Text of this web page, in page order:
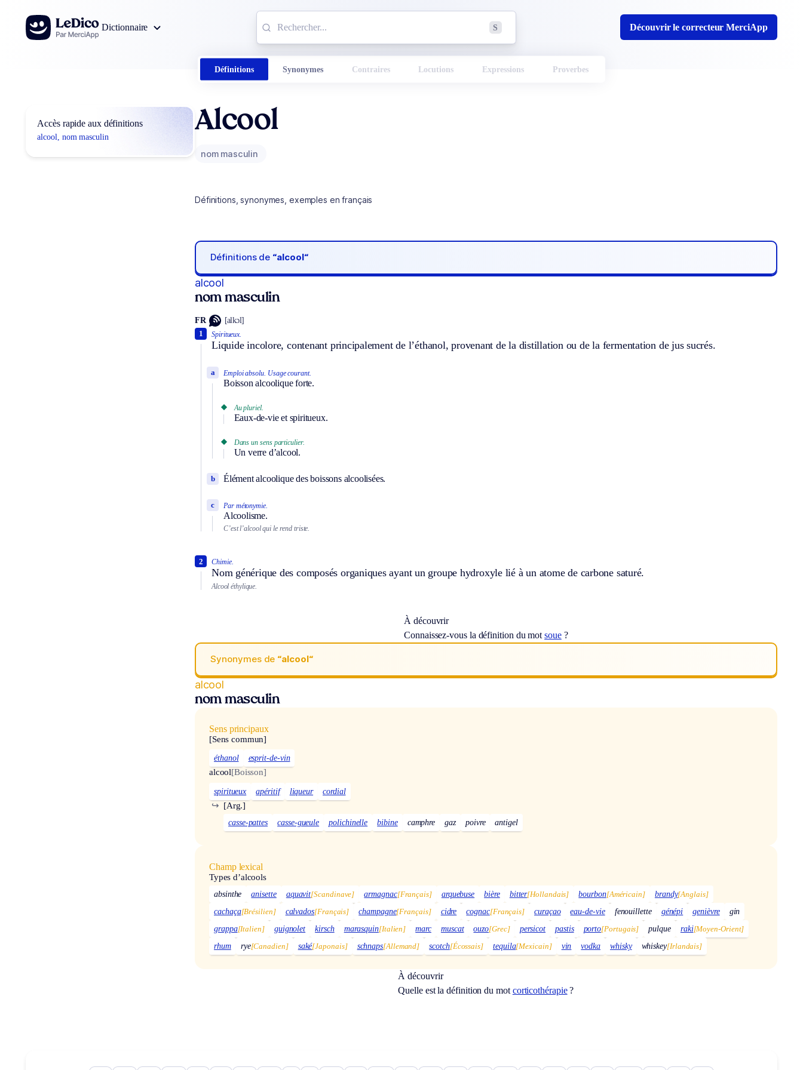
Aller au contenu
Dictionnaire
S Découvrir le correcteur MerciApp
Définitions Synonymes Contraires Locutions Expressions Proverbes
Accès rapide aux définitions
alcool, nom masculin
Alcool
nom masculin
Définitions, synonymes, exemples en français
Définitions de “alcool“
alcool
nom masculin
FR [alkɔl]
Spiritueux.
Liquide incolore, contenant principalement de l’éthanol, provenant de la distillation ou de la fermentation de jus sucrés.
1
Emploi absolu. Usage courant.
Boisson alcoolique forte.
a
Au pluriel.
Eaux-de-vie et spiritueux.
Dans un sens particulier.
Un verre d’alcool.
Élément alcoolique des boissons alcoolisées.
b
Par métonymie.
Alcoolisme.
c
C’est l’alcool qui le rend triste.
Chimie.
Nom générique des composés organiques ayant un groupe hydroxyle lié à un atome de carbone saturé.
2
Alcool éthylique.
À découvrir
Connaissez-vous la définition du motsoue?
Synonymes de “alcool“
alcool
nom masculin
Sens principaux
[Sens commun]
éthanol esprit-de-vin
alcool[Boisson]
spiritueux apéritif liqueur cordial
[Arg.]
↪
casse-pattes casse-gueule polichinelle bibine camphre gaz poivre antigel
Champ lexical
Types d’alcools
absinthe anisette aquavit[Scandinave] armagnac[Français] arquebuse bière bitter[Hollandais] bourbon[Américain] brandy[Anglais]
cachaça[Brésilien] calvados[Français] champagne[Français] cidre cognac[Français] curaçao eau-de-vie fenouillette génépi genièvre
gin
grappa[Italien] guignolet kirsch marasquin[Italien] marc muscat ouzo[Grec] persicot pastis porto[Portugais] pulque raki[Moyen-Orient]
rhum
rye[Canadien] saké[Japonais] schnaps[Allemand] scotch[Écossais] tequila[Mexicain] vin vodka whisky whiskey[Irlandais]
À découvrir
Quelle est la définition du mot corticothérapie?